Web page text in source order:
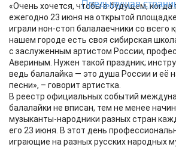
«Очень хочется, чтобы в будущем,
ежегодно 23 июня на открытой
играли нон-стоп балалаечники со всего
нашем городе есть своя сибирская
с заслуженным артистом России,
Авериным. Нужен такой праздник;
ведь балалайка — это душа России и её
песни», – говорит артистка.
В реестр официальных событий
балалайки не вписан, тем не менее
музыканты-народники разных стран
его 23 июня. В этот день
играющие на разных русских народных